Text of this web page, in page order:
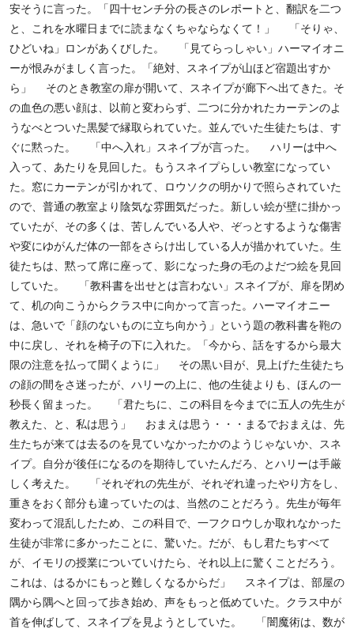
安そうに言った。「四十センチ分の長さのレポートと、翻訳を二つ
と、これを水曜日までに読まなくちゃならなくて！」 「そりゃ、
ひどいね」ロンがあくびした。 「見てらっしゃい」ハーマイオニ
ーが恨みがましく言った。「絶対、スネイプが山ほど宿題出すか
ら」 そのとき教室の扉が開いて、スネイプが廊下へ出てきた。そ
の血色の悪い顔は、以前と変わらず、二つに分かれたカーテンのよ
うなべとついた黒髪で縁取られていた。並んでいた生徒たちは、す
ぐに黙った。 「中へ入れ」スネイプが言った。 ハリーは中へ
入って、あたりを見回した。もうスネイプらしい教室になってい
た。窓にカーテンが引かれて、ロウソクの明かりで照らされていた
ので、普通の教室より陰気な雰囲気だった。新しい絵が壁に掛かっ
ていたが、その多くは、苦しんでいる人や、ぞっとするような傷害
や変にゆがんだ体の一部をさらけ出している人が描かれていた。生
徒たちは、黙って席に座って、影になった身の毛のよだつ絵を見回
していた。 「教科書を出せとは言わない」スネイプが、扉を閉め
て、机の向こうからクラス中に向かって言った。ハーマイオニー
は、急いで「顔のないものに立ち向かう」という題の教科書を鞄の
中に戻し、それを椅子の下に入れた。「今から、話をするから最大
限の注意を払って聞くように」 その黒い目が、見上げた生徒たち
の顔の間をさ迷ったが、ハリーの上に、他の生徒よりも、ほんの一
秒長く留まった。 「君たちに、この科目を今までに五人の先生が
教えた、と、私は思う」 おまえは思う・・・まるでおまえは、先
生たちが来ては去るのを見ていなかったかのようじゃないか、スネ
イプ。自分が後任になるのを期待していたんだろ、とハリーは手厳
しく考えた。 「それぞれの先生が、それぞれ違ったやり方をし、
重きをおく部分も違っていたのは、当然のことだろう。先生が毎年
変わって混乱したため、この科目で、一フクロウしか取れなかった
生徒が非常に多かったことに、驚いた。だが、もし君たちすべて
が、イモリの授業についていけたら、それ以上に驚くことだろう。
これは、はるかにもっと難しくなるからだ」 スネイプは、部屋の
隅から隅へと回って歩き始め、声をもっと低めていた。クラス中が
首を伸ばして、スネイプを見ようとしていた。 「闇魔術は、数が